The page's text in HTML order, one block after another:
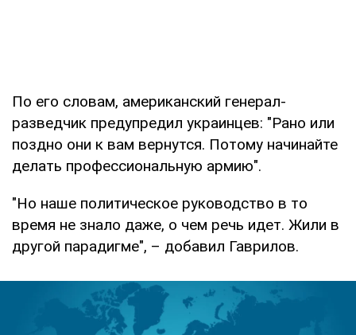
По его словам, американский генерал-
разведчик предупредил украинцев: "Рано или
поздно они к вам вернутся. Потому начинайте
делать профессиональную армию".
"Но наше политическое руководство в то
время не знало даже, о чем речь идет. Жили в
другой парадигме", – добавил Гаврилов.